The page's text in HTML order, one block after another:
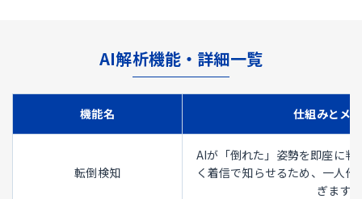
AI解析機能・詳細一覧
機能名 仕組みとメ
転倒検知
AIが「倒れた」姿勢を即座に判
く着信で知らせるため、一人
ぎます。